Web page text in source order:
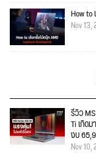
How
Nov
รีวิว
Ti เกิด
งบ
Nov